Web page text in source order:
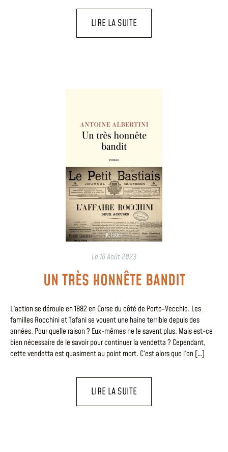
LIRE LA SUITE
Le 16 Août 2023
UN TRÈS HONNÊTE BANDIT
L'action se déroule en 1882 en Corse du côté de Porto-Vecchio. Les
familles Rocchini et Tafani se vouent une haine terrible depuis des
années. Pour quelle raison ? Eux-mêmes ne le savent plus. Mais est-ce
bien nécessaire de le savoir pour continuer la vendetta ? Cependant,
cette vendetta est quasiment au point mort. C'est alors que l'on […]
LIRE LA SUITE